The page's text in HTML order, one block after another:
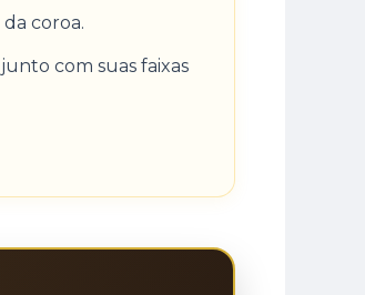
coroa.
com suas faixas